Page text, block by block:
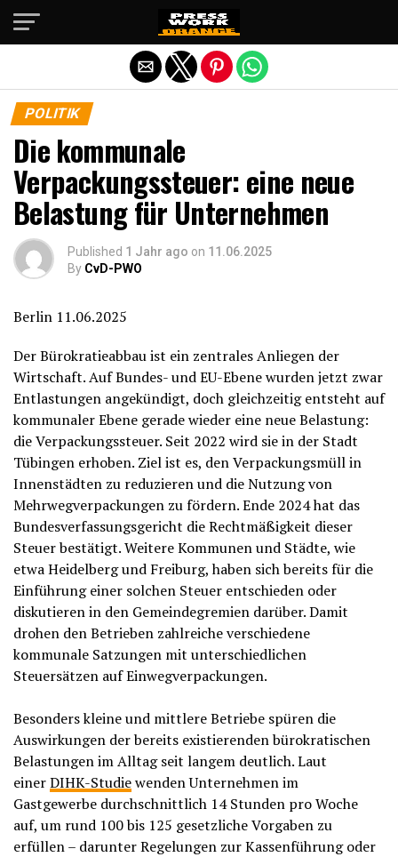
POLITIK
Die kommunale
Verpackungssteuer: eine neue
Belastung für Unternehmen
Published 1 Jahr ago on 11.06.2025
By CvD-PWO
Berlin 11.06.2025
Der Bürokratieabbau ist ein zentrales Anliegen der
Wirtschaft. Auf Bundes- und EU-Ebene wurden jetzt zwar
Entlastungen angekündigt, doch gleichzeitig entsteht auf
kommunaler Ebene gerade wieder eine neue Belastung:
die Verpackungssteuer. Seit 2022 wird sie in der Stadt
Tübingen erhoben. Ziel ist es, den Verpackungsmüll in
Innenstädten zu reduzieren und die Nutzung von
Mehrwegverpackungen zu fördern. Ende 2024 hat das
Bundesverfassungsgericht die Rechtmäßigkeit dieser
Steuer bestätigt. Weitere Kommunen und Städte, wie
etwa Heidelberg und Freiburg, haben sich bereits für die
Einführung einer solchen Steuer entschieden oder
diskutieren in den Gemeindegremien darüber. Damit
drohen den Betrieben zahlreiche verschiedene
kommunale Satzungen mit unterschiedlichen
Steuersätzen auf Einwegverpackungen.
Besonders kleine und mittlere Betriebe spüren die
Auswirkungen der bereits existierenden bürokratischen
Belastungen im Alltag seit langem deutlich. Laut
einerDIHK-Studiewenden Unternehmen im
Gastgewerbe durchschnittlich 14 Stunden pro Woche
auf, um rund 100 bis 125 gesetzliche Vorgaben zu
erfüllen – darunter Regelungen zur Kassenführung oder
Die mobile Version verlassen